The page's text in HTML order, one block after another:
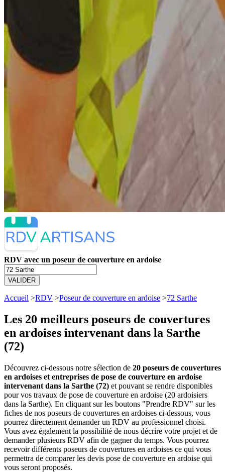
RDV avec un poseur de couverture en ardoise
VALIDER
Accueil >RDV >Poseur de couverture en ardoise >72 Sarthe
Les 20 meilleurs poseurs de couvertures
en ardoises intervenant dans la Sarthe
(72)
Découvrez ci-dessous notre sélection de 20 poseurs de couvertures
en ardoises et entreprises de pose de couverture en ardoise
intervenant dans la Sarthe (72) et pouvant se rendre disponibles
pour vos travaux de pose de couverture en ardoise (20 ardoisiers
dans la Sarthe). En cliquant sur les boutons "Prendre RDV" sur les
fiches de nos poseurs de couvertures en ardoises ci-dessous, vous
pourrez directement demander un RDV au professionnel choisi.
Vous avez également la possibilité de nous décrire votre projet et de
demander plusieurs RDV afin de gagner du temps. Vous pourrez
recevoir différents poseurs de couvertures en ardoises ce qui vous
permettra de comparer les devis pose de couverture en ardoise qui
vous seront proposés.